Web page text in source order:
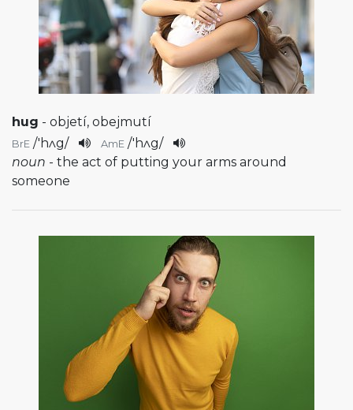
hug - objetí, obejmutí
BrE /'hʌg/ AmE /'hʌg/
noun - the act of putting your arms around
someone